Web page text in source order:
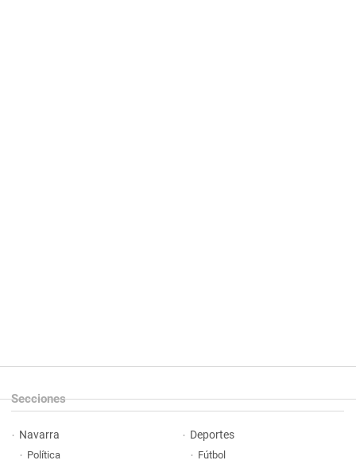
Secciones
Navarra
Política
Deportes
Fútbol